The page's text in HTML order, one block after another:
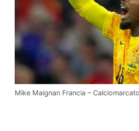
Mike Maignan Francia –